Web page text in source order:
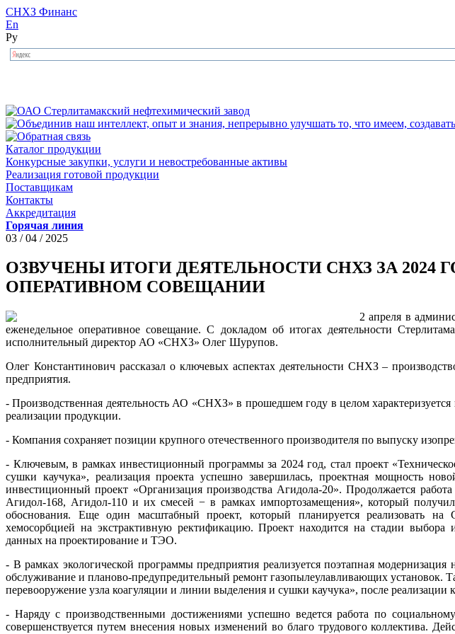
СНХЗ Финанс
En
Ру
Каталог продукции
Конкурсные закупки, услуги и невостребованные активы
Реализация готовой продукции
Поставщикам
Контакты
Аккредитация
Горячая линия
03 / 04 / 2025
ОЗВУЧЕНЫ ИТОГИ ДЕЯТЕЛЬНОСТИ СНХЗ ЗА 2024
ОПЕРАТИВНОМ СОВЕЩАНИИ
2 апреля в
еженедельное оперативное совещание. С докладом об итогах деятельности
исполнительный директор АО «СНХЗ» Олег Шурупов.
Олег Константинович рассказал о ключевых аспектах деятельности СНХЗ –
предприятия.
- Производственная деятельность АО «СНХЗ» в прошедшем году в целом
реализации продукции.
- Компания сохраняет позиции крупного отечественного производителя по выпуску
- Ключевым, в рамках инвестиционный программы за 2024 год, стал проект
сушки каучука», реализация проекта успешно завершилась, проектная мощность
инвестиционный проект «Организация производства Агидола-20». Продолжается
Агидол-168, Агидол-110 и их смесей − в рамках импортозамещения», который получил
обоснования. Еще один масштабный проект, который планируется реализовать
хемосорбцией на экстрактивную ректификацию. Проект находится на стадии выбора
данных на проектирование и ТЭО.
- В рамках экологической программы предприятия реализуется поэтапная модернизация
обслуживание и планово-предупредительный ремонт газопылеулавливающих установок.
перевооружение узла коагуляции и линии выделения и сушки каучука», после реализации
- Наряду с производственными достижениями успешно ведется работа по
совершенствуется путем внесения новых изменений во благо трудового коллектива.